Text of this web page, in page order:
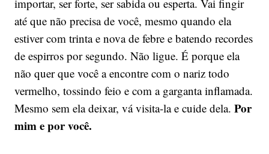
importar, ser forte, ser sabida ou esperta. Vai fingir
até que não precisa de você, mesmo quando ela
estiver com trinta e nova de febre e batendo recordes
de espirros por segundo. Não ligue. É porque ela
não quer que você a encontre com o nariz todo
vermelho, tossindo feio e com a garganta inflamada.
Mesmo sem ela deixar, vá visita-la e cuide dela. Por
mim e por você.